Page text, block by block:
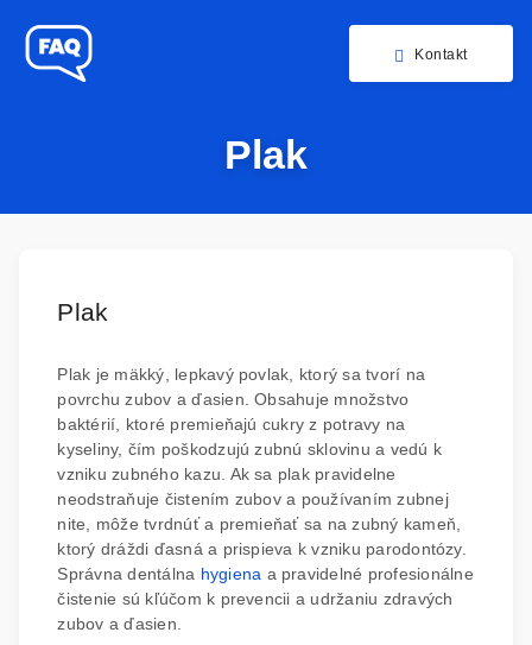
Kontakt
Plak
Plak
Plak je mäkký, lepkavý povlak, ktorý sa tvorí na
povrchu zubov a ďasien. Obsahuje množstvo
baktérií, ktoré premieňajú cukry z potravy na
kyseliny, čím poškodzujú zubnú sklovinu a vedú k
vzniku zubného kazu. Ak sa plak pravidelne
neodstraňuje čistením zubov a používaním zubnej
nite, môže tvrdnúť a premieňať sa na zubný kameň,
ktorý dráždi ďasná a prispieva k vzniku parodontózy.
Správna dentálna hygiena a pravidelné profesionálne
čistenie sú kľúčom k prevencii a udržaniu zdravých
zubov a ďasien.